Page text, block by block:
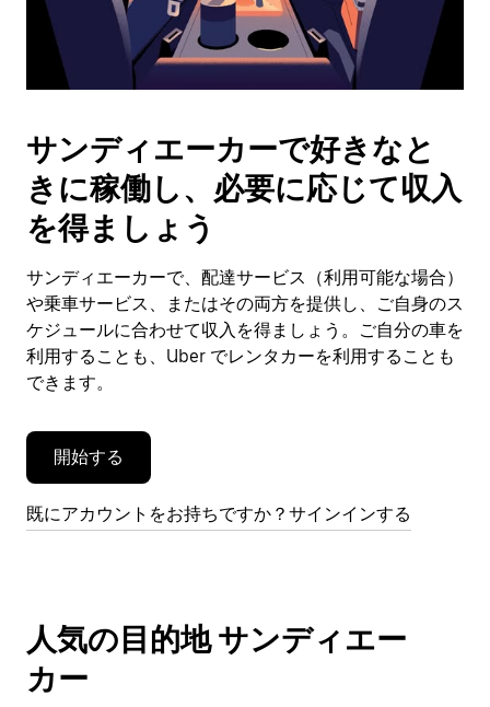
す。
ン
で
カ
レ
ン
ー
を
閉
じ
ま
す。
サンディエーカーで好きなと
きに稼働し、必要に応じて収入
を得ましょう
サンディエーカーで、配達サービス（利用可能な場合）
や乗車サービス、またはその両方を提供し、ご自身のス
ケジュールに合わせて収入を得ましょう。ご自分の車を
利用することも、Uber でレンタカーを利用することも
できます。
開始する
既にアカウントをお持ちですか？サインインする
人気の目的地 サンディエー
カー